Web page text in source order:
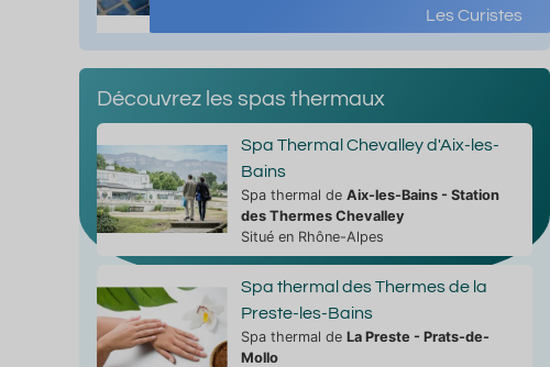
Les Curistes
Découvrez les spas thermaux
Spa Thermal Chevalley d'Aix-les-
Bains
Spa thermal de Aix-les-Bains - Station
des Thermes Chevalley
Situé en Rhône-Alpes
Spa thermal des Thermes de la
Preste-les-Bains
Spa thermal de La Preste - Prats-de-
Mollo